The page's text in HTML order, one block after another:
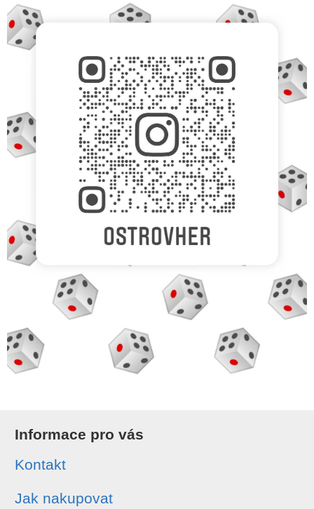
Informace pro vás
Kontakt
Jak nakupovat